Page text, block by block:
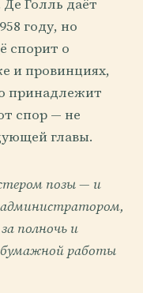
Голль даёт
году, но
спорит о
и провинциях,
принадлежит
спор — не
главы.
позы — и
полночь и
работы